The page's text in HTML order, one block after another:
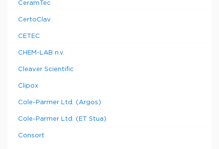
CeramTec
CertoClav
CETEC
CHEM-LAB n.v.
Cleaver Scientific
Clipox
Cole-Parmer Ltd. (Argos)
Cole-Parmer Ltd. (ET Stua)
Consort